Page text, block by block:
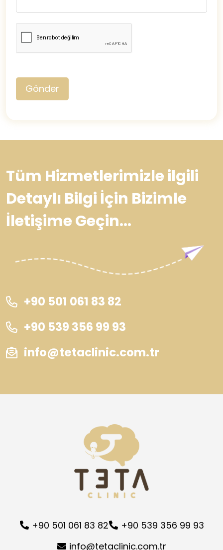
Gönder
Tüm Hizmetlerimizle ilgili
Detaylı Bilgi İçin Bizimle
İletişime Geçin...
+90 501 061 83 82
+90 539 356 99 93
info@tetaclinic.com.tr
+90 501 061 83 82
+90 539 356 99 93
info@tetaclinic.com.tr